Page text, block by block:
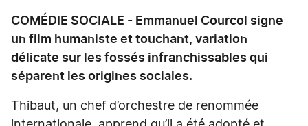
COMÉDIE SOCIALE - Emmanuel Courcol signe
un film humaniste et touchant, variation
délicate sur les fossés infranchissables qui
séparent les origines sociales.
Thibaut, un chef d’orchestre de renommée